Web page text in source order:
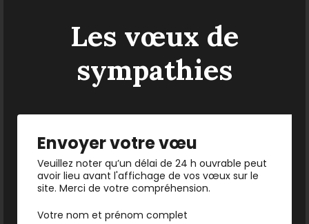
Les vœux de
sympathies
Envoyer votre vœu
Veuillez noter qu’un délai de 24 h ouvrable peut
avoir lieu avant l'affichage de vos vœux sur le
site. Merci de votre compréhension.
Votre nom et prénom complet